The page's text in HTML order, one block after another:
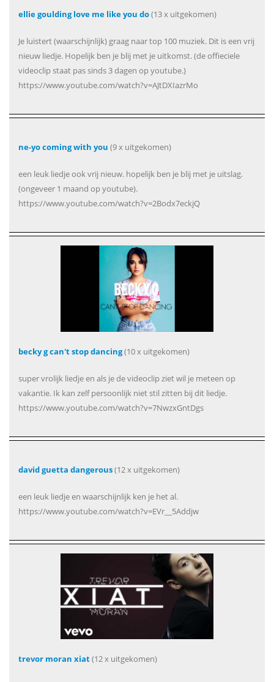
ellie goulding love me like you do(13 x uitgekomen)
Je luistert (waarschijnlijk) graag naar top 100 muziek. Dit is een vrij
nieuw liedje. Hopelijk ben je blij met je uitkomst. (de offieciele
videoclip staat pas sinds 3 dagen op youtube.)
https://www.youtube.com/watch?v=AJtDXIazrMo
ne-yo coming with you (9 x uitgekomen)
een leuk liedje ook vrij nieuw. hopelijk ben je blij met je uitslag.
(ongeveer 1 maand op youtube).
https://www.youtube.com/watch?v=2Bodx7eckjQ
becky g can't stop dancing(10 x uitgekomen)
super vrolijk liedje en als je de videoclip ziet wil je meteen op
vakantie. Ik kan zelf persoonlijk niet stil zitten bij dit liedje.
https://www.youtube.com/watch?v=7NwzxGntDgs
david guetta dangerous(12 x uitgekomen)
een leuk liedje en waarschijnlijk ken je het al.
https://www.youtube.com/watch?v=EVr__5Addjw
trevor moran xiat(12 x uitgekomen)